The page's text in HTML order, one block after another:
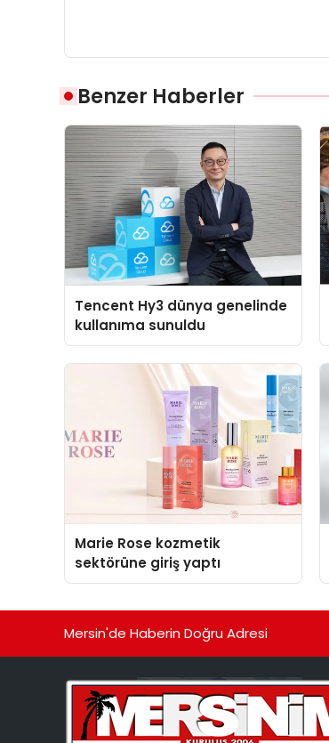
Benzer Haberler
Tencent Hy3 dünya genelinde
kullanıma sunuldu
Marie Rose kozmetik
sektörüne giriş yaptı
Mersin'de Haberin Doğru Adresi